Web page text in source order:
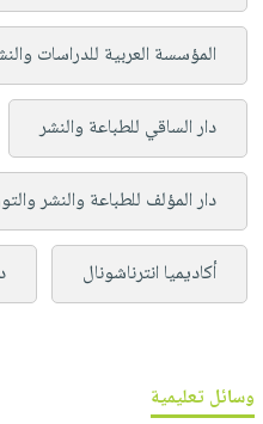
المؤسسة العربية للدراسات
دار الساقي للطباعة والنشر
دار المؤلف للطباعة والنشر
أكاديميا انترناشونال
وسائل تعليمية